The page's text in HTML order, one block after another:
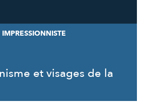
et visages de la